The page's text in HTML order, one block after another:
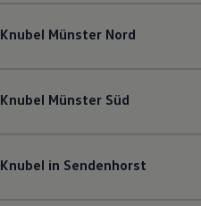
Live Beratung
Magazin
Familie
Elektromobilität
Knubel Münster Nord
Knubel Münster Süd
Knubel in Sendenhorst